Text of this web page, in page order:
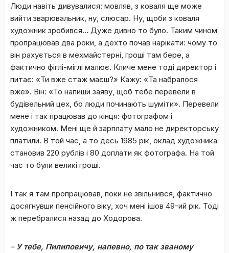
Люди навіть дивувалися: мовляв, з коваля ще може
вийти зварювальник, ну, слюсар. Ну, щоби з коваля
художник зробився… Дуже дивно то було. Таким чином
пропрацював два роки, а дехто почав нарікати: чому то
він рахується в мехмайстерні, гроші там бере, а
фактично фіглі-міглі малює. Кличе мене тоді директор і
питає: «Ти вже стаж маєш?» Кажу: «Та набралося
вже». Він: «То напиши заяву, щоб тебе перевели в
будівельний цех, бо люди починають шуміти». Перевели
мене і так працював до кінця: фотографом і
художником. Мені ще й зарплату мало не директорську
платили. В той час, а то десь 1985 рік, оклад художника
становив 220 рублів і 80 доплати як фотографа. На той
час то були великі гроші.
І так я там пропрацював, поки не звільнився, фактично
досягнувши пенсійного віку, хоч мені ішов 49-ий рік. Тоді
ж перебралися назад до Ходорова.
– У тебе, Пилиповичу, напевно, по так званому